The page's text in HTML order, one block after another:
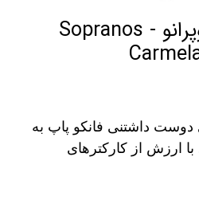
فانکو پاپ کارملا سوپرانو Sopranos -
دوست داشتنی فانکو پاپ به
ارزش از کارکترهای